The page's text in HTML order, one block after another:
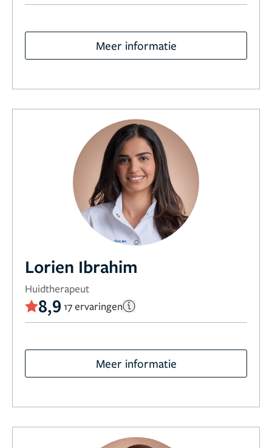
Meer informatie
Lorien Ibrahim
Huidtherapeut
8,9 17 ervaringen
Meer informatie